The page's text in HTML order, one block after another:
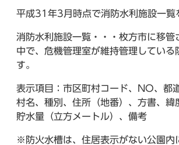
平成31年3月時点で消防水利施設一覧
消防水利施設一覧・・・枚方市に移管
中で、危機管理室が維持管理している
す。
表示項目：市区町村コード、NO、都
村名、種別、住所（地番）、方書、緯
貯水量（立方メートル）、備考
※防火水槽は、住居表示がない公園内